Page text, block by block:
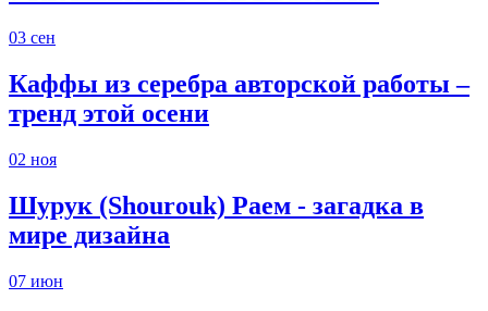
03 сен
Каффы из серебра авторской работы –
тренд этой осени
02 ноя
Шурук (Shourouk) Раем - загадка в
мире дизайна
07 июн